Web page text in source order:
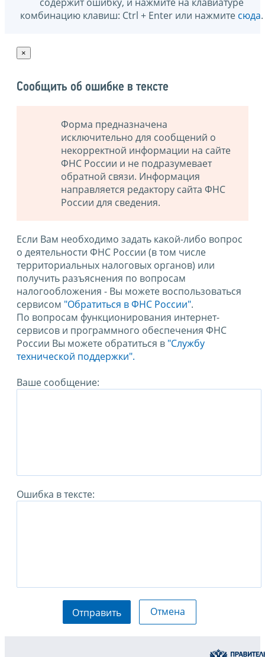
комбинацию клавиш: Ctrl + Enter или нажмите сюда.
×
Сообщить об ошибке в тексте
Форма предназначена
исключительно для сообщений о
некорректной информации на сайте
ФНС России и не подразумевает
обратной связи. Информация
направляется редактору сайта ФНС
России для сведения.
Если Вам необходимо задать какой-либо вопрос
о деятельности ФНС России (в том числе
территориальных налоговых органов) или
получить разъяснения по вопросам
налогообложения - Вы можете воспользоваться
сервисом "Обратиться в ФНС России".
По вопросам функционирования интернет-
сервисов и программного обеспечения ФНС
России Вы можете обратиться в "Службу
технической поддержки".
Ваше сообщение:
Ошибка в тексте:
Отправить Отмена